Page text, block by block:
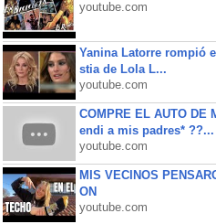
youtube.com
Yanina Latorre rompió
stia de Lola L...
youtube.com
COMPRE EL AUTO DE
endi a mis padres* ??...
youtube.com
MIS VECINOS
ON
youtube.com